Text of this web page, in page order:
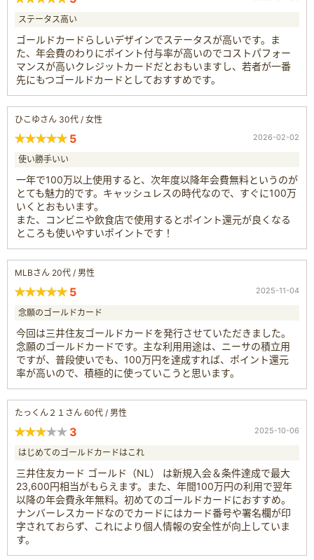
ステータス高い
ゴールドカードらしいデザインでステータスが高いです。ま
た、年会費のわりにポイント付与率が高いのでコストパフォー
マンスが高いクレジットカードだとおもいますし、若者が一番
先にもつゴールドカードとしておすすめです。
ひこゆさん 30代 / 女性
5 2026-02-02
使い勝手いい
一年で100万以上使用すると、次年度以降年会費無料というのが
とても魅力的です。キャッシュレスの時代なので、すぐに100万
いくとおもいます。
また、コンビニや飲食店で使用するとポイント還元が良くなる
ところも使いやすいポイントです！
MLBさん 20代 / 男性
5 2025-11-04
念願のゴールドカード
今回は三井住友ゴールドカードを発行させていただきました。
念願のゴールドカードです。主な利用用途は、ニーサの積立用
ですが、普段使いでも、100万円を達成すれば、ポイント還元
率が高いので、積極的に使っていこうと思います。
たっくん２１さん 60代 / 男性
3 2025-10-06
はじめてのゴールドカードはこれ
三井住友カード ゴールド（NL） は新規入会＆条件達成で最大
23,600円相当がもらえます。また、年間100万円の利用で翌年
以降の年会費永年無料。初めてのゴールドカードにおすすめ。
ナンバーレスカードなのでカードにはカード番号や署名欄が印
字されておらず、これにより個人情報の安全性が向上していま
す。